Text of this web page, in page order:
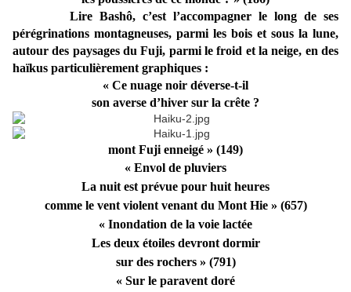
Lire Bashô, c’est l’accompagner le long de ses
pérégrinations montagneuses, parmi les bois et sous la lune,
autour des paysages du Fuji, parmi le froid et la neige, en des
haïkus particulièrement graphiques :
« Ce nuage noir déverse-t-il
son averse d’hiver sur la crête ?
mont Fuji enneigé » (149)
« Envol de pluviers
La nuit est prévue pour huit heures
comme le vent violent venant du Mont Hie » (657)
« Inondation de la voie lactée
Les deux étoiles devront dormir
sur des rochers » (791)
« Sur le paravent doré